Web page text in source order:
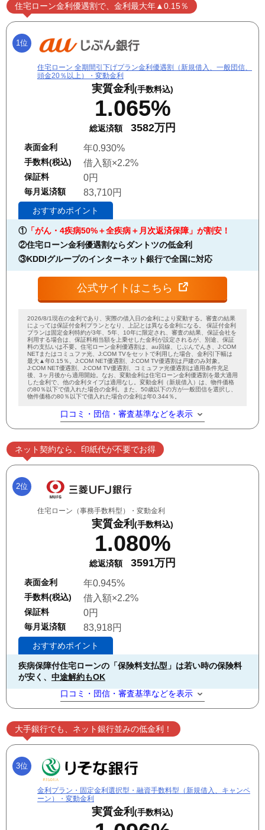
住宅ローン金利優遇割で、金利最大年▲0.15％
1位
住宅ローン 全期間引下げプラン金利優遇割（新規借入、一般団信、
頭金20％以上）・変動金利
実質金利 (手数料込)
1.065%
総返済額 3582万円
表面金利 年0.930%
手数料(税込) 借入額×2.2%
保証料 0円
毎月返済額 83,710円
おすすめポイント
①「がん・4疾病50%＋全疾病＋月次返済保障」が割安！
②住宅ローン金利優遇割ならダントツの低金利
③KDDIグループのインターネット銀行で全国に対応
公式サイトはこちら
2026/8/1現在の金利であり、実際の借入日の金利により変動する。審査の結果
によっては保証付金利プランとなり、上記とは異なる金利になる。 保証付金利
プランは固定金利特約が3年、5年、10年に限定され、審査の結果、保証会社を
利用する場合は、保証料相当額を上乗せした金利が設定されるが、別途、保証
料の支払いは不要。住宅ローン金利優遇割は、au回線、じぶんでんき、J:COM
NETまたはコミュファ光、J:COM TVをセットで利用した場合、金利引下幅は
最大▲年0.15％。J:COM NET優遇割、J:COM TV優遇割は戸建のみ対象。
J:COM NET優遇割、J:COM TV優遇割、コミュファ光優遇割は適用条件充足
後、3ヶ月後から適用開始。なお、変動金利は住宅ローン金利優遇割を最大適用
した金利で、他の金利タイプは適用なし。変動金利（新規借入）は、物件価格
の80％以下で借入れた場合の金利。また、50歳以下の方が一般団信を選択し、
物件価格の80％以下で借入れた場合の金利は年0.344％。
口コミ・団信・審査基準などを表示
ネット契約なら、印紙代が不要でお得
2位
住宅ローン（事務手数料型）・変動金利
実質金利 (手数料込)
1.080%
総返済額 3591万円
表面金利 年0.945%
手数料(税込) 借入額×2.2%
保証料 0円
毎月返済額 83,918円
おすすめポイント
疾病保障付住宅ローンの「保険料支払型」は若い時の保険料
が安く、 中途解約もOK
口コミ・団信・審査基準などを表示
大手銀行でも、ネット銀行並みの低金利！
3位
金利プラン・固定金利選択型・融資手数料型（新規借入、キャンペ
ーン）・変動金利
実質金利 (手数料込)